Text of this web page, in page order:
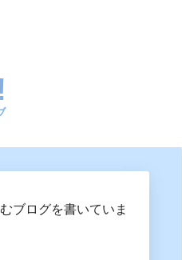
ブログを書いていま